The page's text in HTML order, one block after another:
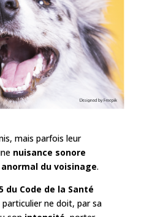
mais parfois leur
nuisance sonore
du voisinage.
du Code de la Santé
ne doit, par sa